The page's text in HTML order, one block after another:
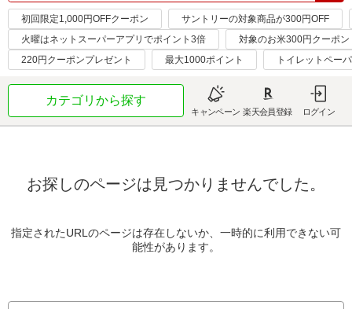
初回限定1,000円OFFクーポン
サントリーの対象商品が300円OFF
火曜はネットスーパーアプリでポイント3倍
対象のお米300円クーポン
220円クーポンプレゼント
最大1000ポイント トイレットペー
カテゴリから探す
キャンペーン 楽天会員登録 ログイン
お探しのページは見つかりませんでした。
指定されたURLのページは存在しないか、一時的に利用できない可
能性があります。